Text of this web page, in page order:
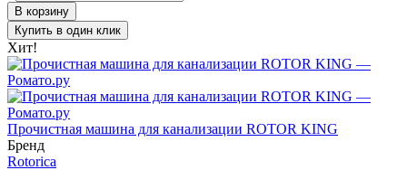
В корзину
Купить в один клик
Хит!
Прочистная машина для канализации ROTOR KING
Бренд
Rotorica